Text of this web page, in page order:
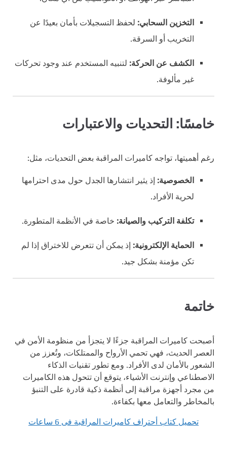
التخزين السحابي: لحفظ التسجيلات بأمان بعيدًا عن
التخريب أو السرقة.
الكشف عن الحركة: لتنبيه المستخدم عند وجود تحركات
غير مألوفة.
خامسًا: التحديات والاعتبارات
رغم أهميتها، تواجه كاميرات المراقبة بعض التحديات، مثل:
الخصوصية: إذ يثير انتشارها الجدل حول مدى احترامها
لحرية الأفراد.
تكلفة التركيب والصيانة: خاصة في الأنظمة المتطورة.
الحماية الإلكترونية: إذ يمكن أن تتعرض للاختراق إذا لم
تكن مؤمنة بشكل جيد.
خاتمة
أصبحت كاميرات المراقبة جزءًا لا يتجزأ من منظومة الأمن في
العصر الحديث، فهي تحمي الأرواح والممتلكات، وتُعزز من
الشعور بالأمان لدى الأفراد. ومع تطور تقنيات الذكاء
الاصطناعي وإنترنت الأشياء، يتوقع أن تتحول هذه الكاميرات
من مجرد أجهزة مراقبة إلى أنظمة ذكية قادرة على التنبؤ
بالمخاطر والتعامل معها بكفاءة.
تحميل كتاب أحتراف كاميرات المراقبة فى 6 ساعات